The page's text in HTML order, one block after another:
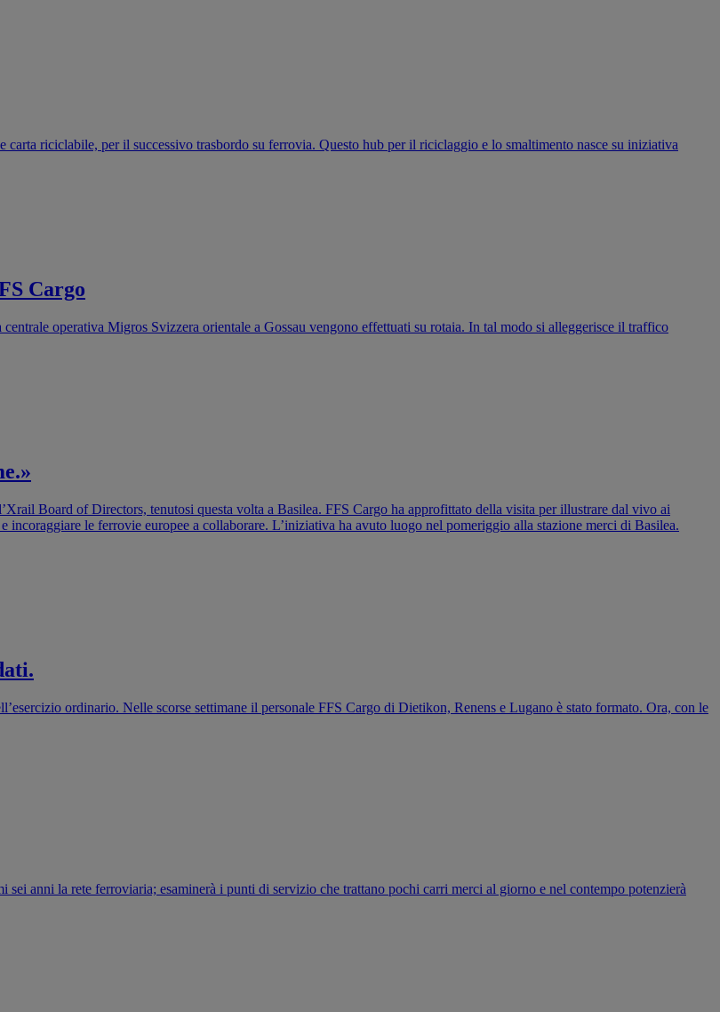
riciclabile, per il successivo trasbordo su ferrovia. Questo hub per il riciclaggio e lo smaltimento nasce su iniziativa
Cargo
operativa Migros Svizzera orientale a Gossau vengono effettuati su rotaia. In tal modo si alleggerisce il traffico
Board of Directors, tenutosi questa volta a Basilea. FFS Cargo ha approfittato della visita per illustrare dal vivo ai
le ferrovie europee a collaborare. L’iniziativa ha avuto luogo nel pomeriggio alla stazione merci di Basilea.
ordinario. Nelle scorse settimane il personale FFS Cargo di Dietikon, Renens e Lugano è stato formato. Ora, con le
anni la rete ferroviaria; esaminerà i punti di servizio che trattano pochi carri merci al giorno e nel contempo potenzierà